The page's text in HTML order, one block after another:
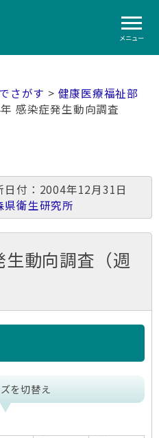
メニュー
さがす > 健康医療福祉部
感染症発生動向調査
日付：2004年12月31日
県衛生研究所
動向調査（週
を切替え